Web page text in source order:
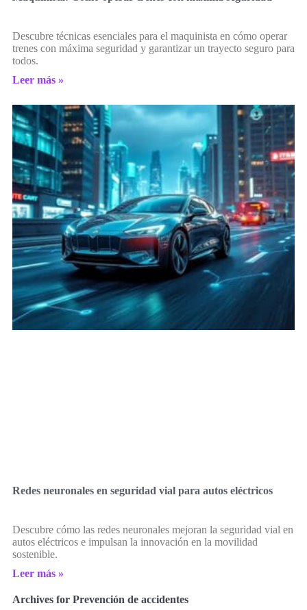
Descubre técnicas esenciales para el maquinista en cómo operar
trenes con máxima seguridad y garantizar un trayecto seguro para
todos.
Leer más »
Redes neuronales en seguridad vial para autos eléctricos
Descubre cómo las redes neuronales mejoran la seguridad vial en
autos eléctricos e impulsan la innovación en la movilidad
sostenible.
Leer más »
Archives for Prevención de accidentes